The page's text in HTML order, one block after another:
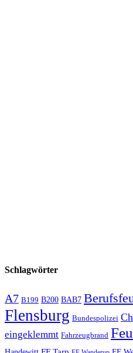
Schlagwörter
A7 B199 B200 BAB7
Flensburg Bundespolizei
eingeklemmt Fahrzeugbrand